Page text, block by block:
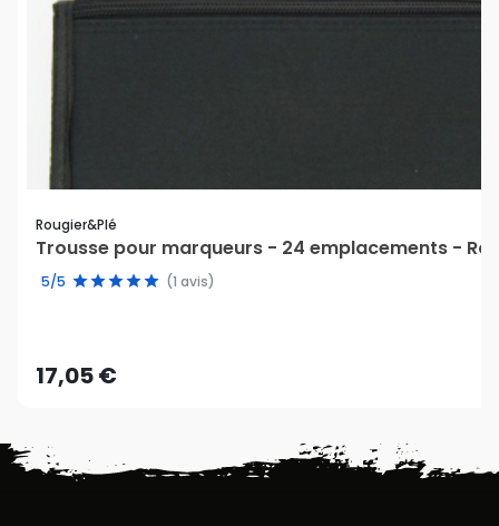
Rougier&plé
Trousse pour marqueurs - 24 emplacements -
5/5 (1 avis)
17,05 €